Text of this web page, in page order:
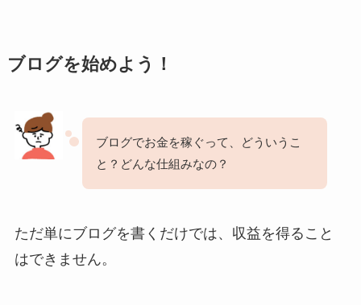
ブログを始めよう！
ブログでお金を稼ぐって、どういうこ
と？どんな仕組みなの？
ただ単にブログを書くだけでは、収益を得ること
はできません。